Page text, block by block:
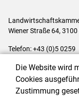
Wiener Straße 64,
Telefon: +43 (0)5 0259
Impressum|Kontakt|
Cookie-Einstellungen
Die Website wird
Cookies
Zustimmung